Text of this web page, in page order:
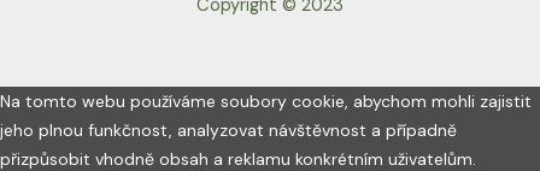
Copyright © 2023
Na tomto webu používáme soubory cookie, abychom mohli zajistit
jeho plnou funkčnost, analyzovat návštěvnost a případně
přizpůsobit vhodně obsah a reklamu konkrétním uživatelům.